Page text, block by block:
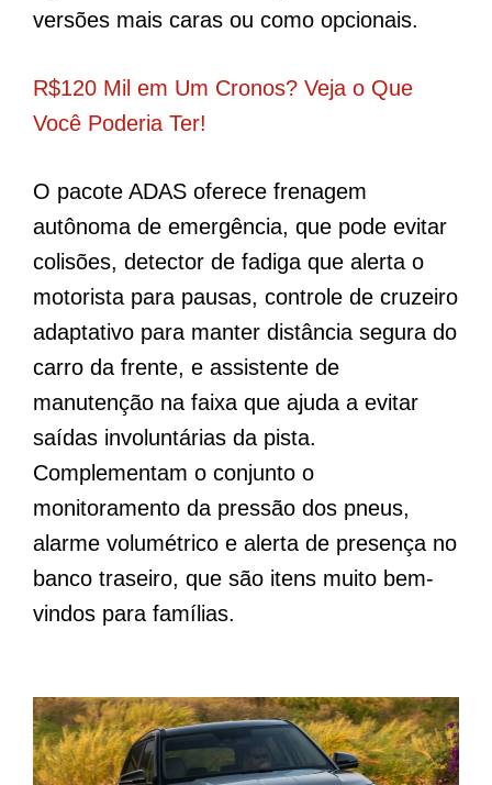
versões mais caras ou como opcionais.
R$120 Mil em Um Cronos? Veja o Que
Você Poderia Ter!
O pacote ADAS oferece frenagem
autônoma de emergência, que pode evitar
colisões, detector de fadiga que alerta o
motorista para pausas, controle de cruzeiro
adaptativo para manter distância segura do
carro da frente, e assistente de
manutenção na faixa que ajuda a evitar
saídas involuntárias da pista.
Complementam o conjunto o
monitoramento da pressão dos pneus,
alarme volumétrico e alerta de presença no
banco traseiro, que são itens muito bem-
vindos para famílias.